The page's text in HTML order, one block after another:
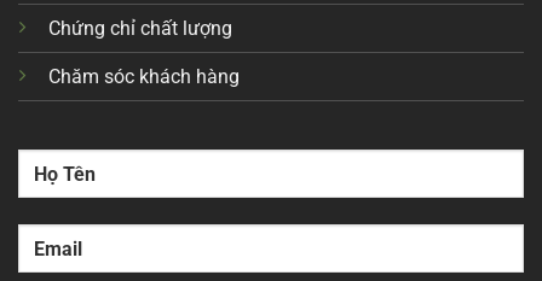
Chứng chỉ chất lượng
Chăm sóc khách hàng